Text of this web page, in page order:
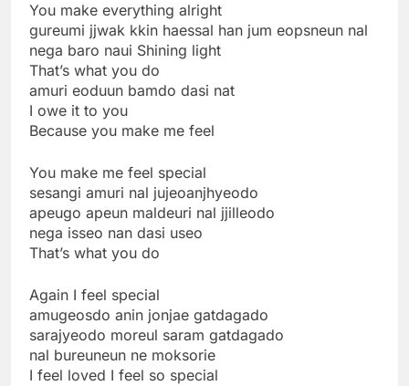
You make everything alright
gureumi jjwak kkin haessal han jum eopsneun nal
nega baro naui Shining light
That’s what you do
amuri eoduun bamdo dasi nat
I owe it to you
Because you make me feel
You make me feel special
sesangi amuri nal jujeoanjhyeodo
apeugo apeun maldeuri nal jjilleodo
nega isseo nan dasi useo
That’s what you do
Again I feel special
amugeosdo anin jonjae gatdagado
sarajyeodo moreul saram gatdagado
nal bureuneun ne moksorie
I feel loved I feel so special